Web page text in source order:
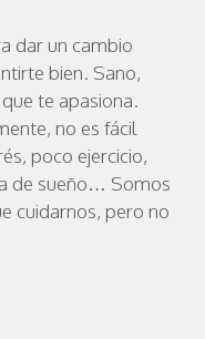
dar un cambio
bien. Sano,
te apasiona.
no es fácil
poco ejercicio,
de sueño… Somos
cuidarnos, pero no